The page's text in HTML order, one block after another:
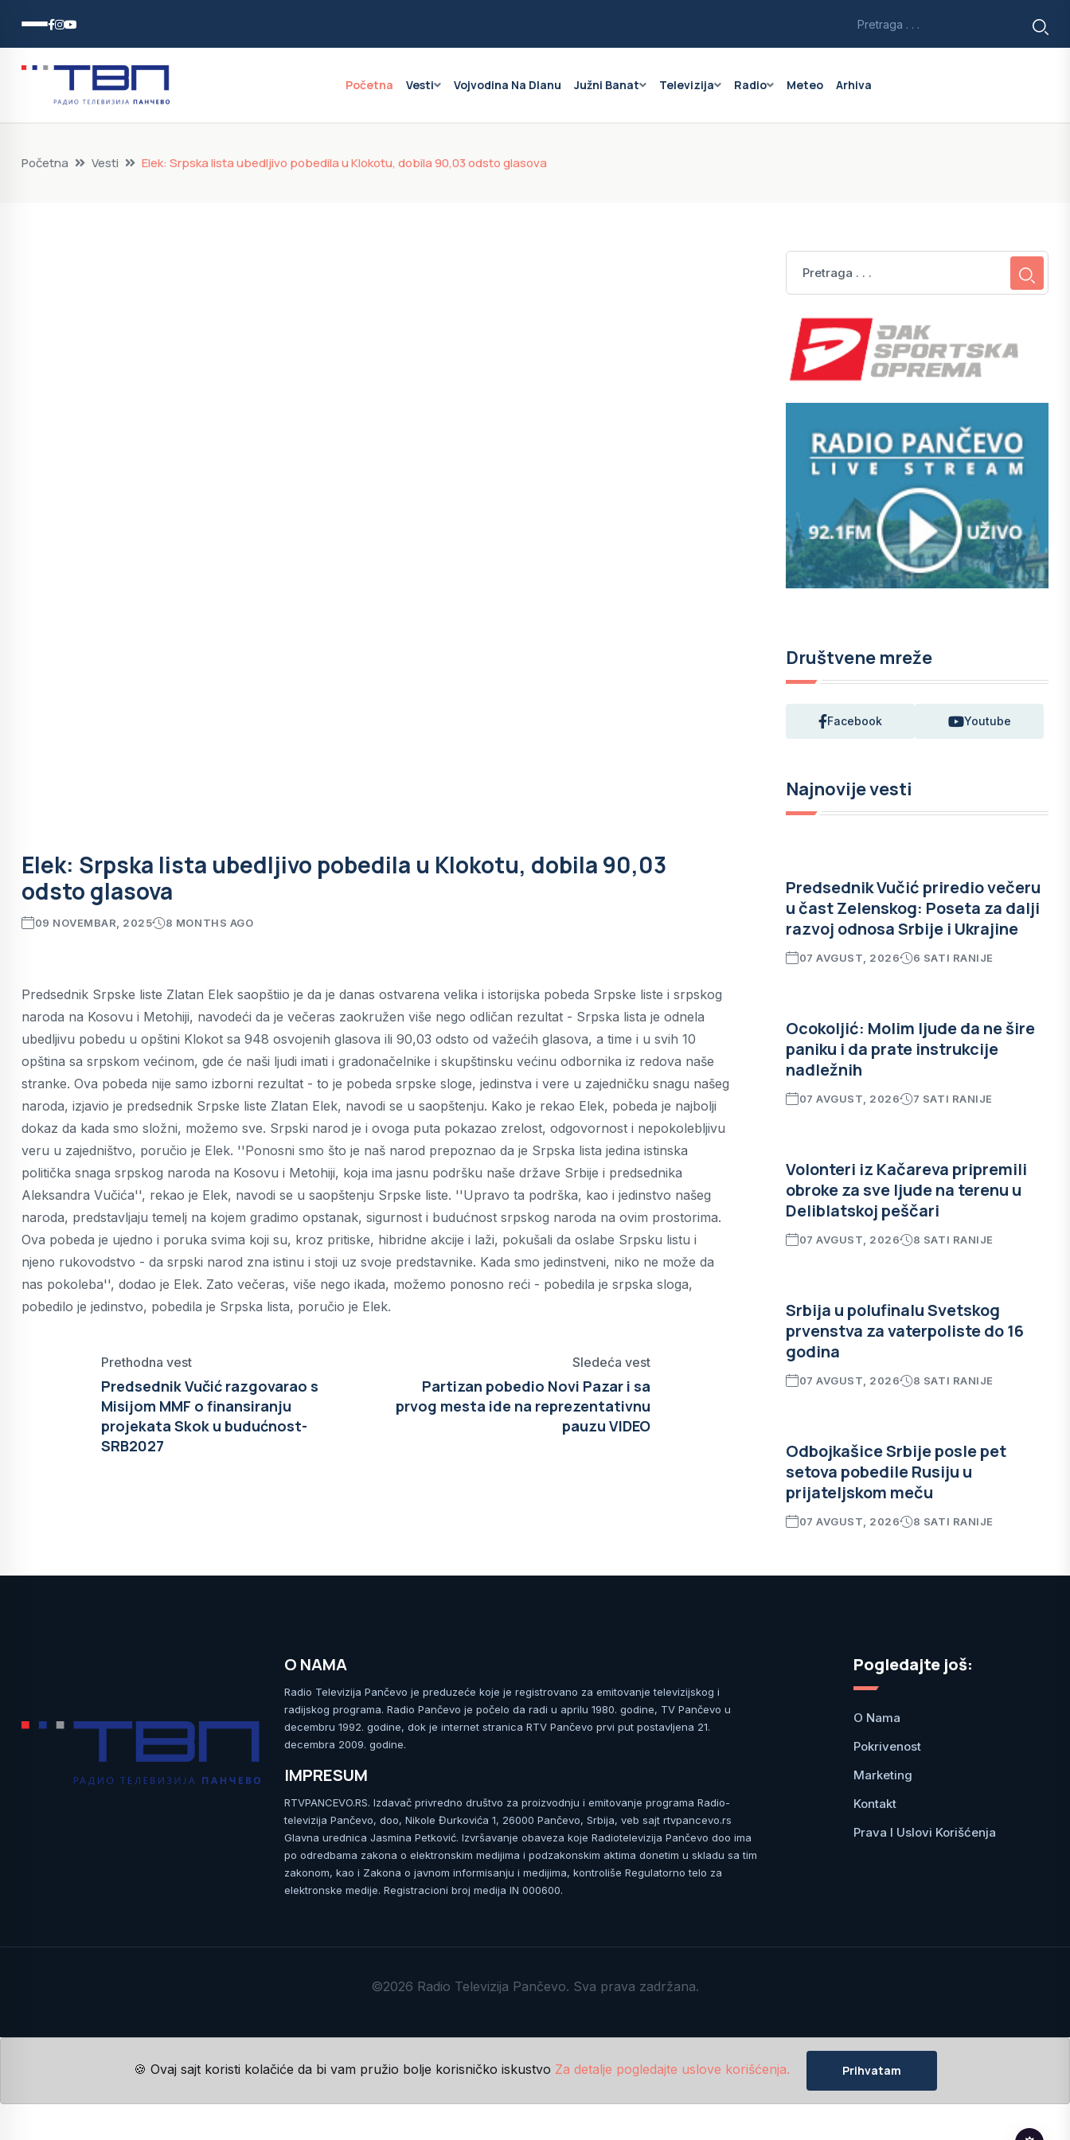
Početna Vesti Vojvodina Na Dlanu Južni Banat Televizija Radio Meteo Arhiva
Početna Vesti Elek: Srpska lista ubedljivo pobedila u Klokotu, dobila 90,03 odsto glasova
Elek: Srpska lista ubedljivo pobedila u Klokotu, dobila 90,03
odsto glasova
09 NOVEMBAR, 2025 8 MONTHS AGO
Predsednik Srpske liste Zlatan Elek saopštiio je da je danas ostvarena velika i istorijska pobeda Srpske liste i srpskog
naroda na Kosovu i Metohiji, navodeći da je večeras zaokružen više nego odličan rezultat - Srpska lista je odnela
ubedljivu pobedu u opštini Klokot sa 948 osvojenih glasova ili 90,03 odsto od važećih glasova, a time i u svih 10
opština sa srpskom većinom, gde će naši ljudi imati i gradonačelnike i skupštinsku većinu odbornika iz redova naše
stranke. Ova pobeda nije samo izborni rezultat - to je pobeda srpske sloge, jedinstva i vere u zajedničku snagu našeg
naroda, izjavio je predsednik Srpske liste Zlatan Elek, navodi se u saopštenju. Kako je rekao Elek, pobeda je najbolji
dokaz da kada smo složni, možemo sve. Srpski narod je i ovoga puta pokazao zrelost, odgovornost i nepokolebljivu
veru u zajedništvo, poručio je Elek. ''Ponosni smo što je naš narod prepoznao da je Srpska lista jedina istinska
politička snaga srpskog naroda na Kosovu i Metohiji, koja ima jasnu podršku naše države Srbije i predsednika
Aleksandra Vučića'', rekao je Elek, navodi se u saopštenju Srpske liste. ''Upravo ta podrška, kao i jedinstvo našeg
naroda, predstavljaju temelj na kojem gradimo opstanak, sigurnost i budućnost srpskog naroda na ovim prostorima.
Ova pobeda je ujedno i poruka svima koji su, kroz pritiske, hibridne akcije i laži, pokušali da oslabe Srpsku listu i
njeno rukovodstvo - da srpski narod zna istinu i stoji uz svoje predstavnike. Kada smo jedinstveni, niko ne može da
nas pokoleba'', dodao je Elek. Zato večeras, više nego ikada, možemo ponosno reći - pobedila je srpska sloga,
pobedilo je jedinstvo, pobedila je Srpska lista, poručio je Elek.
Prethodna vest
Predsednik Vučić razgovarao s
Misijom MMF o finansiranju
projekata Skok u budućnost-
SRB2027
Sledeća vest
Partizan pobedio Novi Pazar i sa
prvog mesta ide na reprezentativnu
pauzu VIDEO
Društvene mreže
Facebook Youtube
Najnovije vesti
Predsednik Vučić priredio večeru
u čast Zelenskog: Poseta za dalji
razvoj odnosa Srbije i Ukrajine
07 AVGUST, 2026 6 SATI RANIJE
Ocokoljić: Molim ljude da ne šire
paniku i da prate instrukcije
nadležnih
07 AVGUST, 2026 7 SATI RANIJE
Volonteri iz Kačareva pripremili
obroke za sve ljude na terenu u
Deliblatskoj peščari
07 AVGUST, 2026 8 SATI RANIJE
Srbija u polufinalu Svetskog
prvenstva za vaterpoliste do 16
godina
07 AVGUST, 2026 8 SATI RANIJE
Odbojkašice Srbije posle pet
setova pobedile Rusiju u
prijateljskom meču
07 AVGUST, 2026 8 SATI RANIJE
O NAMA
Radio Televizija Pančevo je preduzeće koje je registrovano za emitovanje televizijskog i
radijskog programa. Radio Pančevo je počelo da radi u aprilu 1980. godine, TV Pančevo u
decembru 1992. godine, dok je internet stranica RTV Pančevo prvi put postavljena 21.
decembra 2009. godine.
IMPRESUM
RTVPANCEVO.RS. Izdavač privredno društvo za proizvodnju i emitovanje programa Radio-
televizija Pančevo, doo, Nikole Đurkovića 1, 26000 Pančevo, Srbija, veb sajt rtvpancevo.rs
Glavna urednica Jasmina Petković. Izvršavanje obaveza koje Radiotelevizija Pančevo doo ima
po odredbama zakona o elektronskim medijima i podzakonskim aktima donetim u skladu sa tim
zakonom, kao i Zakona o javnom informisanju i medijima, kontroliše Regulatorno telo za
elektronske medije. Registracioni broj medija IN 000600.
Pogledajte još:
O Nama
Pokrivenost
Marketing
Kontakt
Prava I Uslovi Korišćenja
©2026 Radio Televizija Pančevo. Sva prava zadržana.
🍪 Ovaj sajt koristi kolačiće da bi vam pružio bolje korisničko iskustvo Za detalje pogledajte uslove korišćenja. Prihvatam